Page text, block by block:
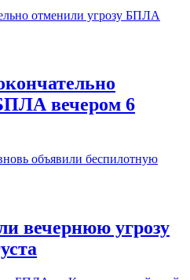
вечером 6
вечернюю угрозу